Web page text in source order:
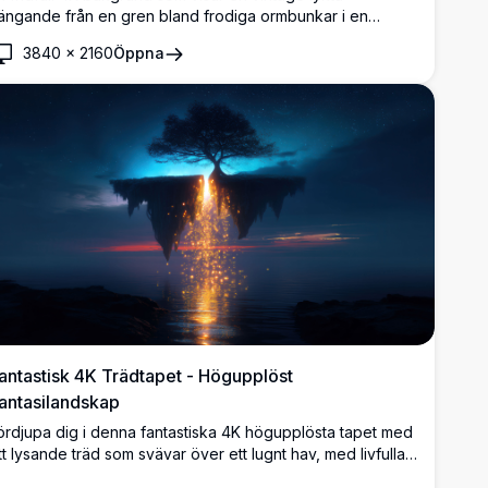
från en gren bland frodiga ormbunkar i en
svala, mörka gröna färgerna, vilket skapar en lugn och
atmosfär perfekt för skrivbordsbakgrunder.
3840 × 2160Öppna
4K Trädtapet - Högupplöst
dig i denna fantastiska 4K högupplösta tapet med
lysande träd som svävar över ett lugnt hav, med livfulla